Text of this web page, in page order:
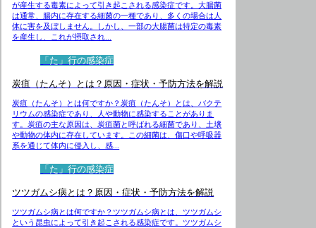
が産生する毒素によって引き起こされる感染症です。大腸菌
は通常、腸内に存在する細菌の一種であり、多くの場合は人
体に害を及ぼしません。しかし、一部の大腸菌は特定の毒素
を産生し、これが摂取され...
「た」行の感染症
炭疽（たんそ）とは？原因・症状・予防方法を解説
炭疽（たんそ）とは何ですか？炭疽（たんそ）とは、バクテ
リウムの感染症であり、人や動物に感染することがありま
す。炭疽の主な原因は、炭疽菌と呼ばれる細菌であり、土壌
や動物の体内に存在しています。この細菌は、傷口や呼吸器
系を通じて体内に侵入し、感...
「た」行の感染症
ツツガムシ病とは？原因・症状・予防方法を解説
ツツガムシ病とは何ですか？ツツガムシ病とは、ツツガムシ
という昆虫によって引き起こされる感染症です。ツツガムシ